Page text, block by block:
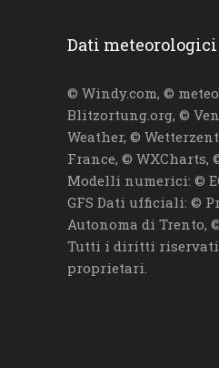
Dati
© Windy.com, ©
Blitzortung.org, ©
Weather, ©
France, © WXCharts,
Modelli numerici: ©
GFS Dati ufficiali: ©
Autonoma di Trento,
Tutti i diritti
proprietari.